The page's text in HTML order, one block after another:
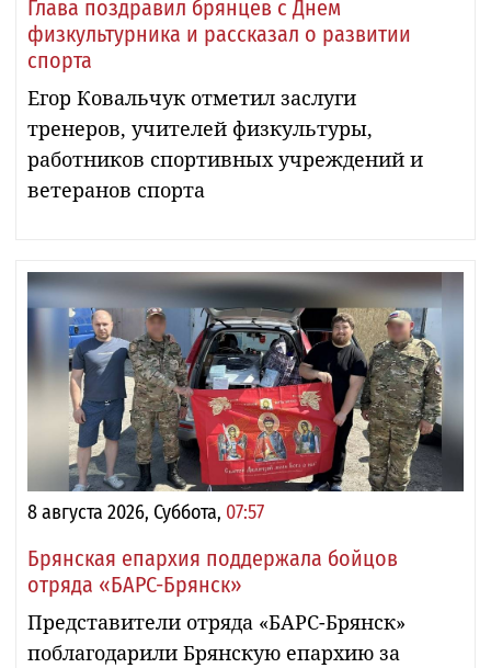
Глава поздравил брянцев с Днем
физкультурника и рассказал о развитии
спорта
Егор Ковальчук отметил заслуги
тренеров, учителей физкультуры,
работников спортивных учреждений и
ветеранов спорта
8 августа 2026, Суббота, 07:57
Брянская епархия поддержала бойцов
отряда «БАРС-Брянск»
Представители отряда «БАРС-Брянск»
поблагодарили Брянскую епархию за